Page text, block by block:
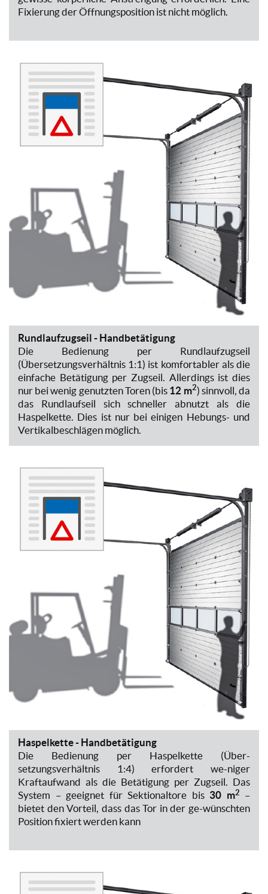
Fixierung der Öffnungsposition ist nicht möglich.
Rundlaufzugseil - Handbetätigung
Die Bedienung per Rundlaufzugseil
(Übersetzungsverhältnis 1:1) ist komfortabler als die
einfache Betätigung per Zugseil. Allerdings ist dies
nur bei wenig genutzten Toren (bis 12 m2) sinnvoll, da
das Rundlaufseil sich schneller abnutzt als die
Haspelkette. Dies ist nur bei einigen Hebungs- und
Vertikalbeschlägen möglich.
Haspelkette - Handbetätigung
Die Bedienung per Haspelkette (Über-
setzungsverhältnis 1:4) erfordert we-niger
Kraftaufwand als die Betätigung per Zugseil. Das
System – geeignet für Sektionaltore bis 30 m2
–
bietet den Vorteil, dass das Tor in der ge-wünschten
Position fixiert werden kann